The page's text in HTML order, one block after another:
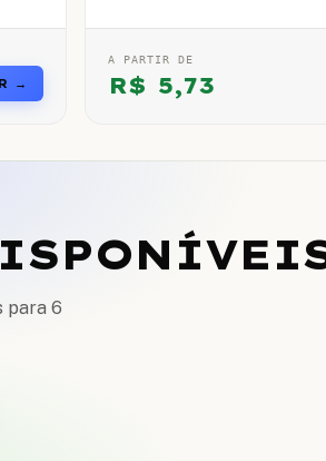
→
A PARTIR DE
R$ 5,73
para 6